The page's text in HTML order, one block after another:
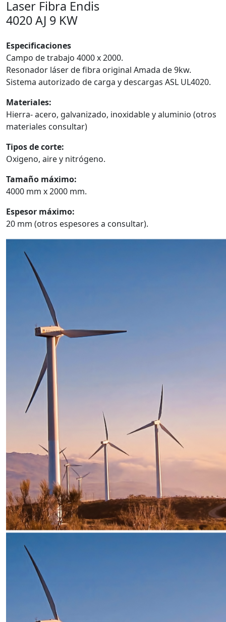
Laser Fibra Endis
4020 AJ 9 KW
Especificaciones
Campo de trabajo 4000 x 2000.
Resonador láser de fibra original Amada de 9kw.
Sistema autorizado de carga y descargas ASL UL4020.
Materiales:
Hierra- acero, galvanizado, inoxidable y aluminio (otros
materiales consultar)
Tipos de corte:
Oxigeno, aire y nitrógeno.
Tamaño máximo:
4000 mm x 2000 mm.
Espesor máximo:
20 mm (otros espesores a consultar).